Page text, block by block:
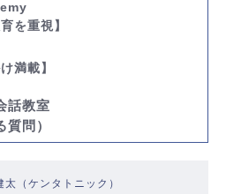
を重視】
満載】
話教室
問）
（ケンタトニック）